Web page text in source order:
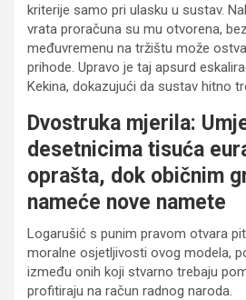
kriterije samo pri ulasku u sustav.
vrata proračuna su mu otvorena,
međuvremenu na tržištu može
prihode. Upravo je taj apsurd
Kekina, dokazujući da sustav hitno
Dvostruka mjerila:
desetnicima tisuća
oprašta, dok običnim
nameće nove namete
Logarušić s punim pravom otvara
moralne osjetljivosti ovog modela,
između onih koji stvarno trebaju
profitiraju na račun radnog naroda.